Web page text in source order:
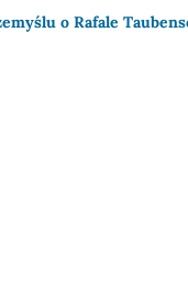
o Rafale